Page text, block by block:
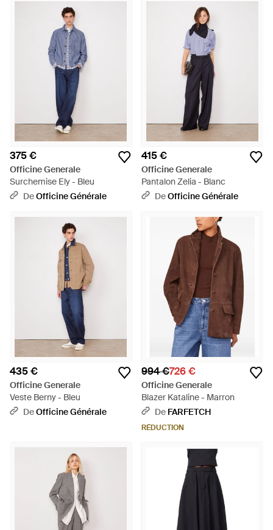
375 €
Officine Generale
Surchemise Ely - Bleu
DeOfficine Générale
415 €
Officine Generale
Pantalon Zelia - Blanc
DeOfficine Générale
435 €
Officine Generale
Veste Berny - Bleu
DeOfficine Générale
994 €726 €
Officine Generale
Blazer Kataline - Marron
De FARFETCH
RÉDUCTION